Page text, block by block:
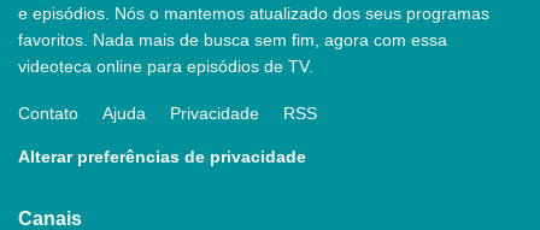
e episódios. Nós o mantemos atualizado dos seus programas
favoritos. Nada mais de busca sem fim, agora com essa
videoteca online para episódios de TV.
Contato Ajuda Privacidade RSS
Alterar preferências de privacidade
Canais